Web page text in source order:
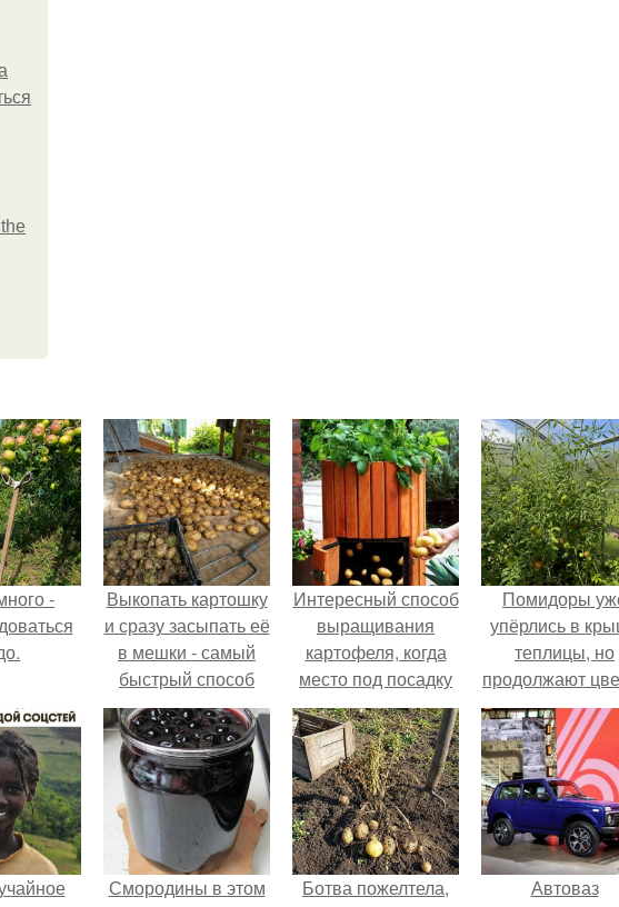
-
Выкопать картошку
и сразу засыпать её
в мешки - самый
быстрый способ
спрятать вместе с
урожаем гниль,
порезы и больные
клубни.
Интересный способ
выращивания
картофеля, когда
место под посадку
ограничено.
Помидоры
упёрлись в
теплицы, но
продолжают
как
Смородины в этом
Ботва пожелтела,
Автоваз